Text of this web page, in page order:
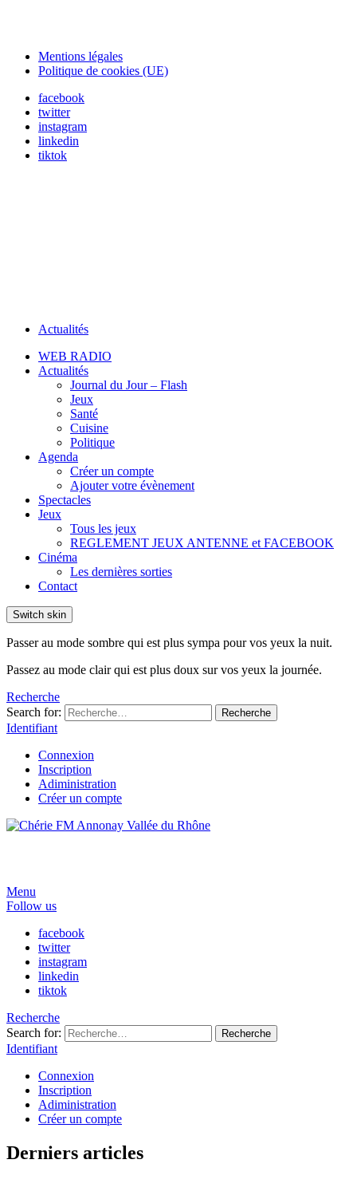
Mentions légales
Politique de cookies (UE)
facebook
twitter
instagram
linkedin
tiktok
Actualités
WEB RADIO
Actualités
Journal du Jour – Flash
Jeux
Santé
Cuisine
Politique
Agenda
Créer un compte
Ajouter votre évènement
Spectacles
Jeux
Tous les jeux
REGLEMENT JEUX ANTENNE et FACEBOOK
Cinéma
Les dernières sorties
Contact
Switch skin
Passer au mode sombre qui est plus sympa pour vos yeux la nuit.
Passez au mode clair qui est plus doux sur vos yeux la journée.
Recherche
Search for:
Recherche
Identifiant
Connexion
Inscription
Adiministration
Créer un compte
Menu
Follow us
facebook
twitter
instagram
linkedin
tiktok
Recherche
Search for:
Recherche
Identifiant
Connexion
Inscription
Adiministration
Créer un compte
Derniers articles